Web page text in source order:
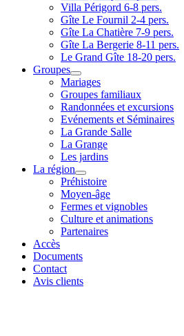
Villa Périgord 6-8 pers.
Gîte Le Fournil 2-4 pers.
Gîte La Chatière 7-9 pers.
Gîte La Bergerie 8-11 pers.
Le Grand Gîte 18-20 pers.
Groupes
Mariages
Groupes familiaux
Randonnées et excursions
Evénements et Séminaires
La Grande Salle
La Grange
Les jardins
La région
Préhistoire
Moyen-âge
Fermes et vignobles
Culture et animations
Partenaires
Accès
Documents
Contact
Avis clients